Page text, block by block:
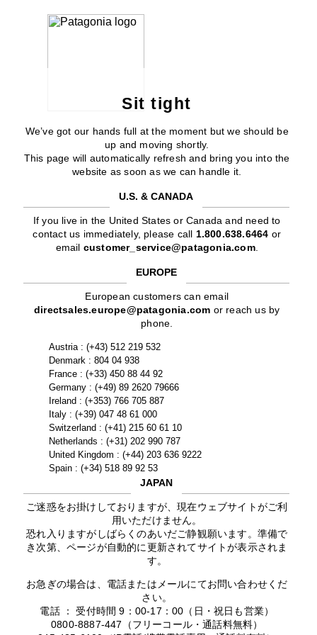
Sit tight
We’ve got our hands full at the moment but we should be
up and moving shortly.
This page will automatically refresh and bring you into the
website as soon as we can handle it.
U.S. & CANADA
If you live in the United States or Canada and need to
contact us immediately, please call 1.800.638.6464 or
email customer_service@patagonia.com.
EUROPE
European customers can email
directsales.europe@patagonia.com or reach us by
phone.
Austria : (+43) 512 219 532
Denmark : 804 04 938
France : (+33) 450 88 44 92
Germany : (+49) 89 2620 79666
Ireland : (+353) 766 705 887
Italy : (+39) 047 48 61 000
Switzerland : (+41) 215 60 61 10
Netherlands : (+31) 202 990 787
United Kingdom : (+44) 203 636 9222
Spain : (+34) 518 89 92 53
JAPAN
ご迷惑をお掛けしておりますが、現在ウェブサイトがご利
用いただけません。
恐れ入りますがしばらくのあいだご静観願います。準備で
き次第、ページが自動的に更新されてサイトが表示されま
す。
お急ぎの場合は、電話またはメールにてお問い合わせくだ
さい。
電話 ： 受付時間 9：00-17：00（日・祝日も営業）
0800-8887-447（フリーコール・通話料無料）